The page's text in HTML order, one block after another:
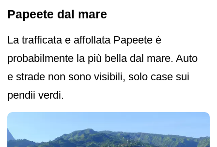
Papeete dal mare
La trafficata e affollata Papeete è
probabilmente la più bella dal mare. Auto
e strade non sono visibili, solo case sui
pendii verdi.